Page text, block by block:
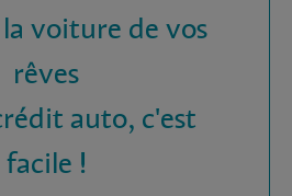
voiture de vos
rêves
auto, c'est
facile !